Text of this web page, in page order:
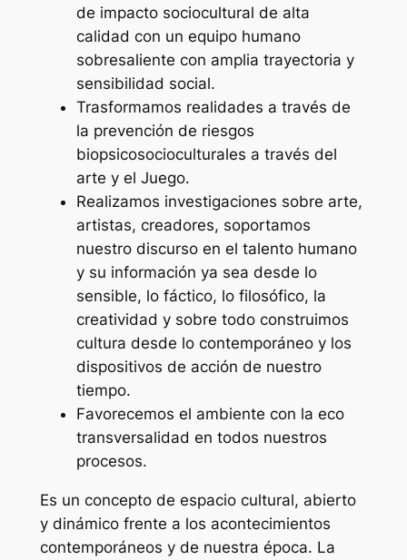
de impacto sociocultural de alta
calidad con un equipo humano
sobresaliente con amplia trayectoria y
sensibilidad social.
Trasformamos realidades a través de
la prevención de riesgos
biopsicosocioculturales a través del
arte y el Juego.
Realizamos investigaciones sobre arte,
artistas, creadores, soportamos
nuestro discurso en el talento humano
y su información ya sea desde lo
sensible, lo fáctico, lo filosófico, la
creatividad y sobre todo construimos
cultura desde lo contemporáneo y los
dispositivos de acción de nuestro
tiempo.
Favorecemos el ambiente con la eco
transversalidad en todos nuestros
procesos.
Es un concepto de espacio cultural, abierto
y dinámico frente a los acontecimientos
contemporáneos y de nuestra época. La